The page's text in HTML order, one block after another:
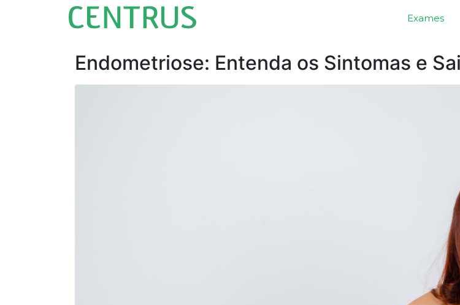
Exames
Endometriose: Entenda os Sintomas e